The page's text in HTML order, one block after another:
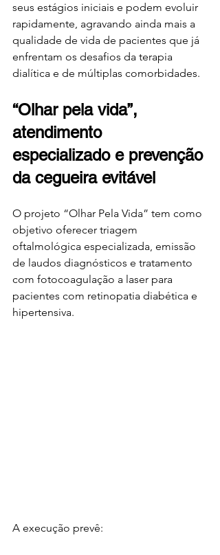
seus estágios iniciais e podem evoluir
rapidamente, agravando ainda mais a
qualidade de vida de pacientes que já
enfrentam os desafios da terapia
dialítica e de múltiplas comorbidades.
“Olhar pela vida”,
atendimento
especializado e prevenção
da cegueira evitável
O projeto “Olhar Pela Vida” tem como
objetivo oferecer triagem
oftalmológica especializada, emissão
de laudos diagnósticos e tratamento
com fotocoagulação a laser para
pacientes com retinopatia diabética e
hipertensiva.
A execução prevê: